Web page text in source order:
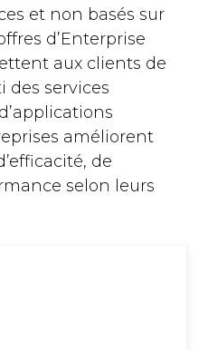
et non basés sur
d’Enterprise
aux clients de
des services
améliorent
de
selon leurs